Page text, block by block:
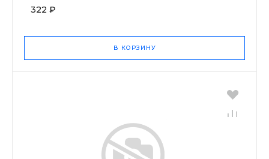
322 ₽
В КОРЗИНУ